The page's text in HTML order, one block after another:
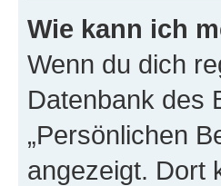
Wie kann ich
Wenn du dich
Datenbank des
„Persönlichen
angezeigt. Dort